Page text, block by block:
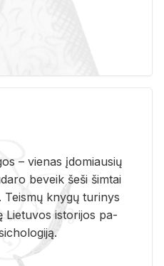
– vie­nas įdo­miau­sių
be­veik šeši šim­tai
kny­gų tu­ri­nys
Lie­tu­vos is­to­ri­jos pa­